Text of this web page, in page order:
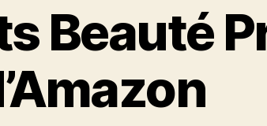
Beauté